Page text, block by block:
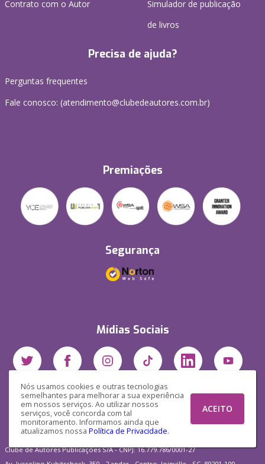
Nós usamos cookies e outras tecnologias
semelhantes para melhorar a sua experiência
em nossos serviços. Ao utilizar nossos
serviços, você concorda com tal
monitoramento. Informamos ainda que
atualizamos nossa Política de Privacidade.
ACEITO
Contrato com o Autor
Simulador de publicação
de livros
Precisa de ajuda?
Perguntas frequentes
Fale conosco: (atendimento@clubedeautores.com.br)
Premiações
Segurança
Mídias Sociais
Clube de Autores Publicações S/A - CNPJ: 16.779.786/0001-27